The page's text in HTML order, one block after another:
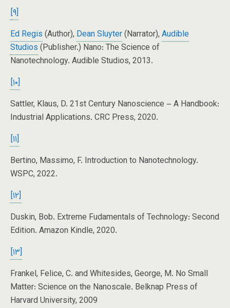
[۹]
Ed Regis (Author), Dean Sluyter(Narrator),Audible
Studios (Publisher.) Nano: The Science of
Nanotechnology. Audible Studios, 2013.
[۱۰]
Sattler, Klaus, D. 21st Century Nanoscience – A Handbook:
Industrial Applications. CRC Press, 2020.
[۱۱]
Bertino, Massimo, F. Introduction to Nanotechnology.
WSPC, 2022.
[۱۲]
Duskin, Bob. Extreme Fudamentals of Technology: Second
Edition. Amazon Kindle, 2020.
[۱۳]
Frankel, Felice, C. and Whitesides, George, M. No Small
Matter: Science on the Nanoscale. Belknap Press of
Harvard University, 2009